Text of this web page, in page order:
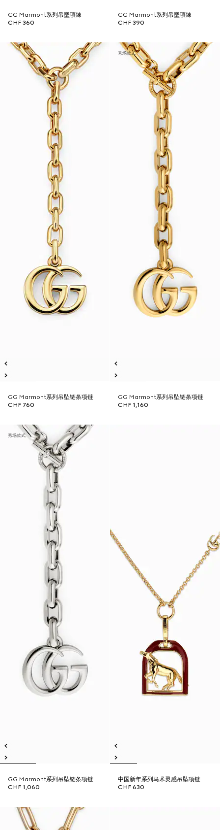
GG Marmont系列吊墜項鍊
CHF 360
GG Marmont系列吊墜項鍊
CHF 390
GG Marmont系列吊坠链条项链
CHF 760
秀场款式
GG Marmont系列吊坠链条项链
CHF 1,160
秀场款式
GG Marmont系列吊坠链条项链
CHF 1,060
中国新年系列马术灵感吊坠项链
CHF 630